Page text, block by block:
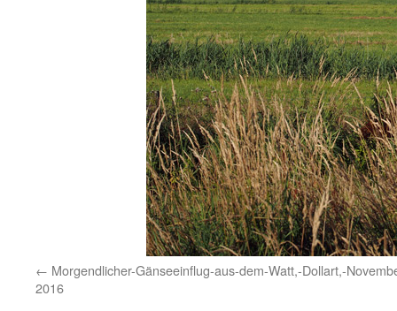
Morgendlicher-Gänseeinflug-aus-dem-Watt,-Dollart,-
2016